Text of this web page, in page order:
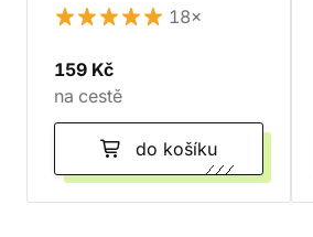
18×
159 Kč
na cestě
do košíku